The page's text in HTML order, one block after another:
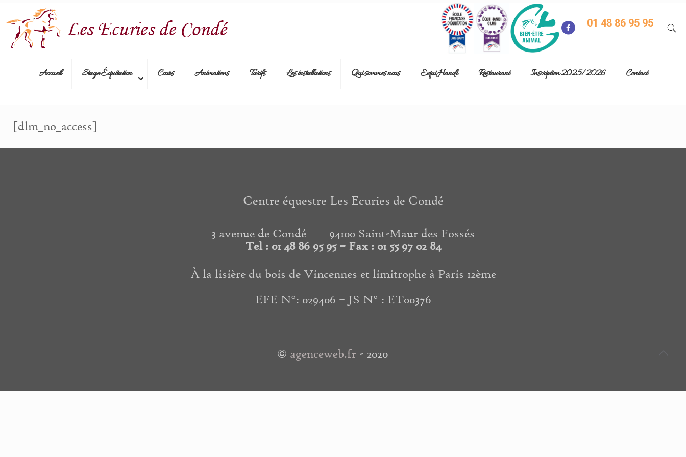
01 48 86 95 95
Accueil Stage Équitation Cours Animations Tarifs Les installations Qui sommes nous Equi Handi Restaurant Inscription 2025/2026 Contact
[dlm_no_access]
Centre équestre Les Ecuries de Condé
3 avenue de Condé
94100 Saint-Maur des Fossés
Tel : 01 48 86 95 95 – Fax : 01 55 97 02 84
À la lisière du bois de Vincennes et limitrophe à Paris 12ème
EFE N°: 029406 – JS N° : ET00376
© agenceweb.fr - 2020